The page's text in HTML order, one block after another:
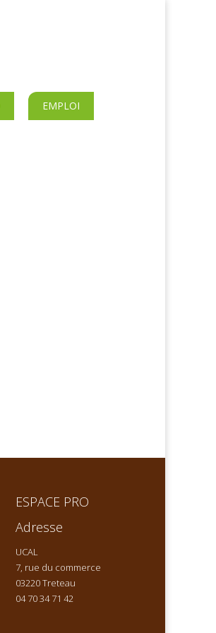
EMPLOI
ESPACE PRO
Adresse
UCAL
7, rue du commerce
03220 Treteau
04 70 34 71 42